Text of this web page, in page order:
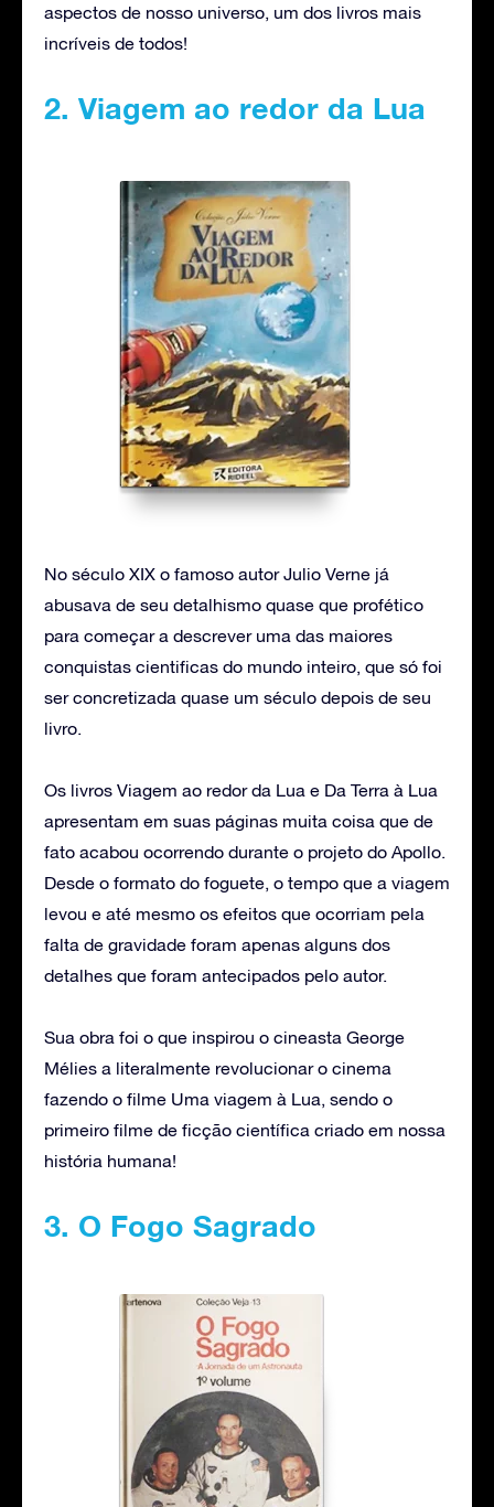
aspectos de nosso universo, um dos livros mais
incríveis de todos!
2. Viagem ao redor da Lua
No século XIX o famoso autor Julio Verne já
abusava de seu detalhismo quase que profético
para começar a descrever uma das maiores
conquistas cientificas do mundo inteiro, que só foi
ser concretizada quase um século depois de seu
livro.
Os livros Viagem ao redor da Lua e Da Terra à Lua
apresentam em suas páginas muita coisa que de
fato acabou ocorrendo durante o projeto do Apollo.
Desde o formato do foguete, o tempo que a viagem
levou e até mesmo os efeitos que ocorriam pela
falta de gravidade foram apenas alguns dos
detalhes que foram antecipados pelo autor.
Sua obra foi o que inspirou o cineasta George
Mélies a literalmente revolucionar o cinema
fazendo o filme Uma viagem à Lua, sendo o
primeiro filme de ficção científica criado em nossa
história humana!
3. O Fogo Sagrado